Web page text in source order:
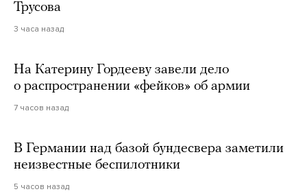
Трусова
3 часа назад
На Катерину Гордееву завели дело
о распространении «фейков» об армии
7 часов назад
В Германии над базой бундесвера заметили
неизвестные беспилотники
5 часов назад